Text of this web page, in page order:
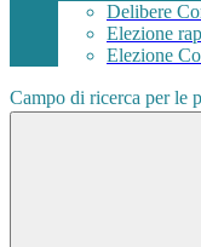
Delibere
Elezione
Elezione
Campo di ricerca per le